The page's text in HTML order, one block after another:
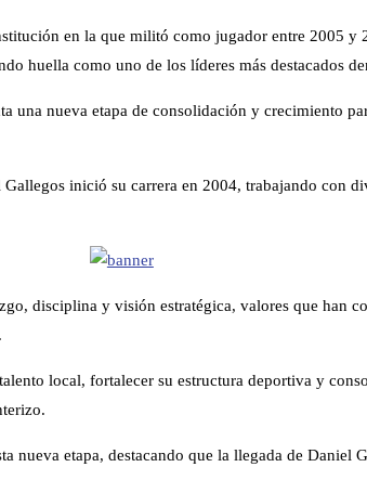
en la que militó como jugador entre 2005 y
huella como uno de los líderes más destacados
una nueva etapa de consolidación y crecimiento
inició su carrera en 2004, trabajando con
disciplina y visión estratégica, valores que han
local, fortalecer su estructura deportiva y
nueva etapa, destacando que la llegada de Daniel